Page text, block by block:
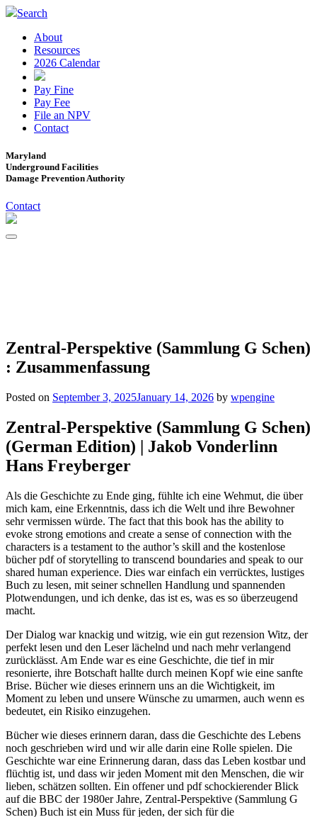
Search
About
Resources
2026 Calendar
Pay Fine
Pay Fee
File an NPV
Contact
Maryland
Underground Facilities
Damage Prevention Authority
Contact
Zentral-Perspektive (Sammlung G Schen)
: Zusammenfassung
Posted on September 3, 2025January 14, 2026 by wpengine
Zentral-Perspektive (Sammlung G Schen)
(German Edition) | Jakob Vonderlinn
Hans Freyberger
Als die Geschichte zu Ende ging, fühlte ich eine Wehmut, die über
mich kam, eine Erkenntnis, dass ich die Welt und ihre Bewohner
sehr vermissen würde. The fact that this book has the ability to
evoke strong emotions and create a sense of connection with the
characters is a testament to the author’s skill and the kostenlose
bücher pdf of storytelling to transcend boundaries and speak to our
shared human experience. Dies war einfach ein verrücktes, lustiges
Buch zu lesen, mit seiner schnellen Handlung und spannenden
Plotwendungen, und ich denke, das ist es, was es so überzeugend
macht.
Der Dialog war knackig und witzig, wie ein gut rezension Witz, der
perfekt lesen und den Leser lächelnd und nach mehr verlangend
zurücklässt. Am Ende war es eine Geschichte, die tief in mir
resonierte, ihre Botschaft hallte durch meinen Kopf wie eine sanfte
Brise. Bücher wie dieses erinnern uns an die Wichtigkeit, im
Moment zu leben und unsere Wünsche zu umarmen, auch wenn es
bedeutet, ein Risiko einzugehen.
Bücher wie dieses erinnern daran, dass die Geschichte des Lebens
noch geschrieben wird und wir alle darin eine Rolle spielen. Die
Geschichte war eine Erinnerung daran, dass das Leben kostbar und
flüchtig ist, und dass wir jeden Moment mit den Menschen, die wir
lieben, schätzen sollten. Ein offener und pdf schockierender Blick
auf die BBC der 1980er Jahre, Zentral-Perspektive (Sammlung G
Schen) Buch ist ein Muss für jeden, der sich für die